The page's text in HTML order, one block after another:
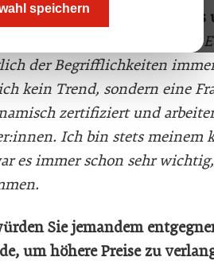
speichern
Warum pfeifen Sie auf
Ich lasse mir ungern ein
der Begrifflichkeiten
kein Trend, sondern eine
zertifiziert und
Ich bin stets meinem
es immer schon sehr
Sie jemandem
um höhere Preise zu